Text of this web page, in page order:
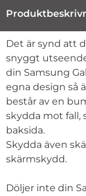
Det är synd att
snyggt
din Samsung
egna design så
består av en
skydda mot fall,
baksida.
Skydda även
skärmskydd.
Döljer inte din